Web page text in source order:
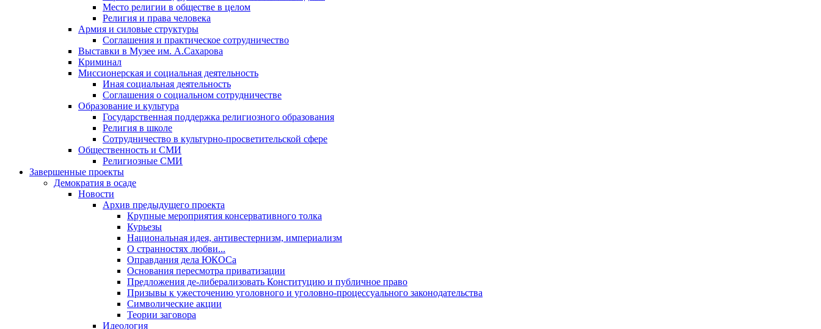
Место религии в обществе в целом
Религия и права человека
Армия и силовые структуры
Соглашения и практическое сотрудничество
Выставки в Музее им. А.Сахарова
Криминал
Миссионерская и социальная деятельность
Иная социальная деятельность
Соглашения о социальном сотрудничестве
Образование и культура
Государственная поддержка религиозного образования
Религия в школе
Сотрудничество в культурно-просветительской сфере
Общественность и СМИ
Религиозные СМИ
Завершенные проекты
Демократия в осаде
Новости
Архив предыдущего проекта
Крупные мероприятия консервативного толка
Курьезы
Национальная идея, антивестернизм, империализм
О странностях любви...
Оправдания дела ЮКОСа
Основания пересмотра приватизации
Предложения де-либерализовать Конституцию и публичное право
Призывы к ужесточению уголовного и уголовно-процессуального законодательства
Символические акции
Теории заговора
Идеология